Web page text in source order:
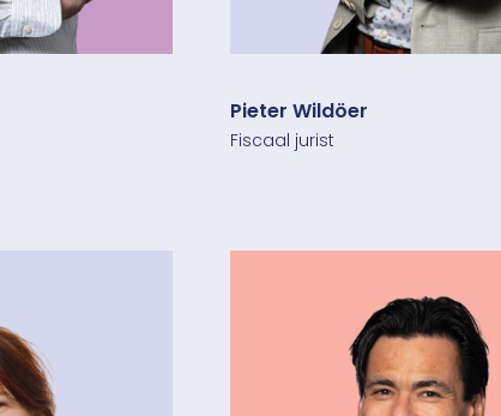
Pieter Wildöer
Fiscaal jurist